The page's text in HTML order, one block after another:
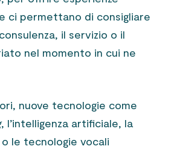
ci permettano di consigliare
il servizio o il
nel momento in cui ne
nuove tecnologie come
, l’intelligenza artificiale, la
le tecnologie vocali